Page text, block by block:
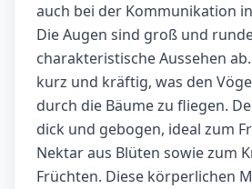
auch bei der Kommunikation
Die Augen sind groß und
charakteristische Aussehen
kurz und kräftig, was den
durch die Bäume zu fliegen.
dick und gebogen, ideal zum
Nektar aus Blüten sowie zum
Früchten. Diese körperlichen